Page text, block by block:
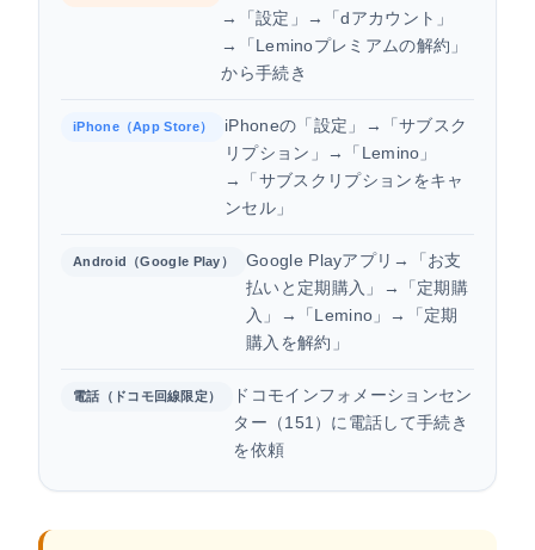
→「設定」→「dアカウント」
→「Leminoプレミアムの解約」
から手続き
iPhone（App Store）
iPhoneの「設定」→「サブスク
リプション」→「Lemino」
→「サブスクリプションをキャ
ンセル」
Android（Google Play）
Google Playアプリ→「お支
払いと定期購入」→「定期購
入」→「Lemino」→「定期
購入を解約」
電話（ドコモ回線限定）
ドコモインフォメーションセン
ター（151）に電話して手続き
を依頼